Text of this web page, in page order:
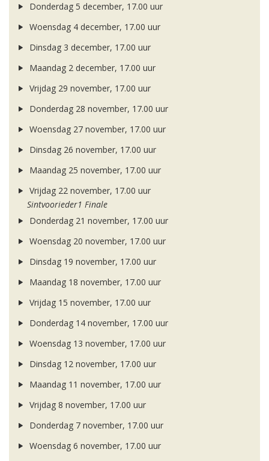
Donderdag 5 december, 17.00 uur
Woensdag 4 december, 17.00 uur
Dinsdag 3 december, 17.00 uur
Maandag 2 december, 17.00 uur
Vrijdag 29 november, 17.00 uur
Donderdag 28 november, 17.00 uur
Woensdag 27 november, 17.00 uur
Dinsdag 26 november, 17.00 uur
Maandag 25 november, 17.00 uur
Vrijdag 22 november, 17.00 uur
Sintvoorieder1 Finale
Donderdag 21 november, 17.00 uur
Woensdag 20 november, 17.00 uur
Dinsdag 19 november, 17.00 uur
Maandag 18 november, 17.00 uur
Vrijdag 15 november, 17.00 uur
Donderdag 14 november, 17.00 uur
Woensdag 13 november, 17.00 uur
Dinsdag 12 november, 17.00 uur
Maandag 11 november, 17.00 uur
Vrijdag 8 november, 17.00 uur
Donderdag 7 november, 17.00 uur
Woensdag 6 november, 17.00 uur